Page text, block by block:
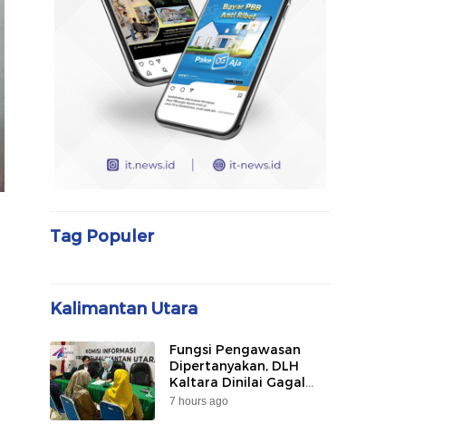
Tag Populer
Kalimantan Utara
Fungsi Pengawasan
Dipertanyakan, DLH
Kaltara Dinilai Gagal
Awasi PLTU Captive dan
7 hours ago